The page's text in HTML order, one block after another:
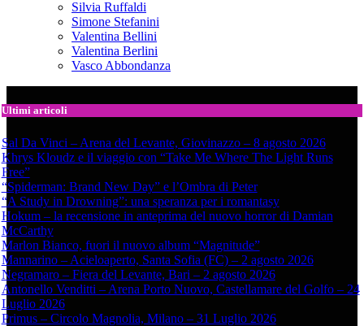
Silvia Ruffaldi
Simone Stefanini
Valentina Bellini
Valentina Berlini
Vasco Abbondanza
Ultimi articoli
Sal Da Vinci – Arena del Levante, Giovinazzo – 8 agosto 2026
Khrys Kloudz e il viaggio con “Take Me Where The Light Runs
Free”
“Spiderman: Brand New Day” e l’Ombra di Peter
“A Study in Drowning”: una speranza per i romantasy
Hokum – la recensione in anteprima del nuovo horror di Damian
McCarthy
Marlon Bianco, fuori il nuovo album “Magnitude”
Mannarino – Acieloaperto, Santa Sofia (FC) – 2 agosto 2026
Negramaro – Fiera del Levante, Bari – 2 agosto 2026
Antonello Venditti – Arena Porto Nuovo, Castellamare del Golfo – 24
Luglio 2026
Primus – Circolo Magnolia, Milano – 31 Luglio 2026